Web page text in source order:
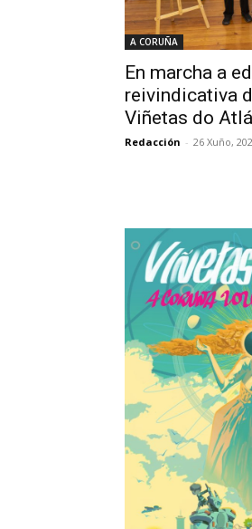
A CORUÑA
En marcha a
reivindicativa
Viñetas do
Redacción - 26 Xuño,